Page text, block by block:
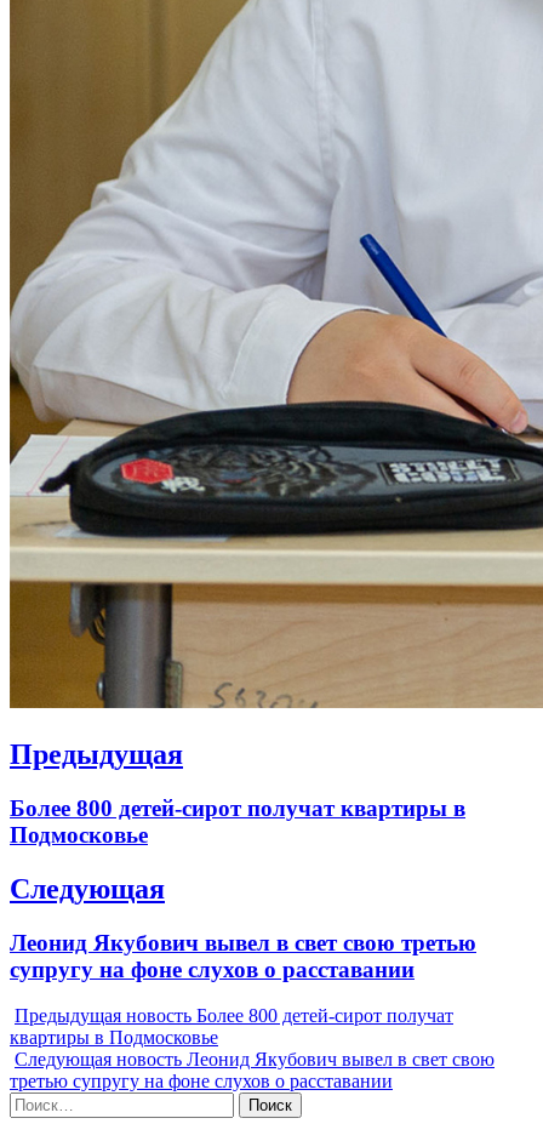
Навигация
записям
Предыдущая
Previous
post:
Более 800 детей-сирот получат квартиры в
Подмосковье
Следующая
Next
Леонид Якубович вывел в свет свою третью
супругу на фоне слухов о расставании
Предыдущая новость Более 800 детей-сирот получат
квартиры в Подмосковье
Следующая новость Леонид Якубович вывел в свет свою
третью супругу на фоне слухов о расставании
Найти: